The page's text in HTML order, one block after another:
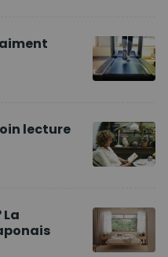
lecture